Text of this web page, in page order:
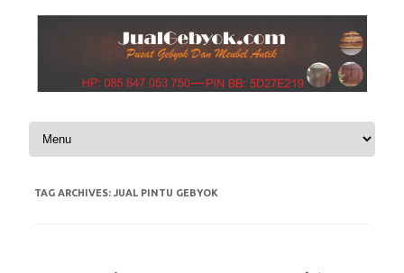
Skip to content
TAG ARCHIVES: JUAL PINTU GEBYOK